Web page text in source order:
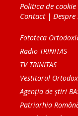
Politica de cookie
Contact|
Fototeca
Radio TRINITAS
TV TRINITAS
Vestitorul
Agenţia de ştiri
Patriarhia